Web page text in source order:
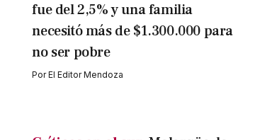
fue del 2,5% y una familia
necesitó más de $1.300.000 para
no ser pobre
PorEl Editor Mendoza